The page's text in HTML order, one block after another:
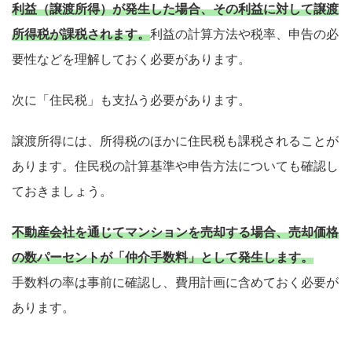
利益（譲渡所得）が発生した場合、その利益に対して譲渡
所得税が課税されます。利益の計算方法や税率、申告の必
要性などを理解しておく必要があります。
次に「住民税」も支払う必要があります。
譲渡所得には、所得税のほかに住民税も課税されることが
あります。住民税の計算基準や申告方法についても確認し
ておきましょう。
不動産会社を通じてマンションを売却する場合、売却価格
の数パーセントが「仲介手数料」として発生します。
手数料の率は事前に確認し、費用計画に含めておく必要が
あります。